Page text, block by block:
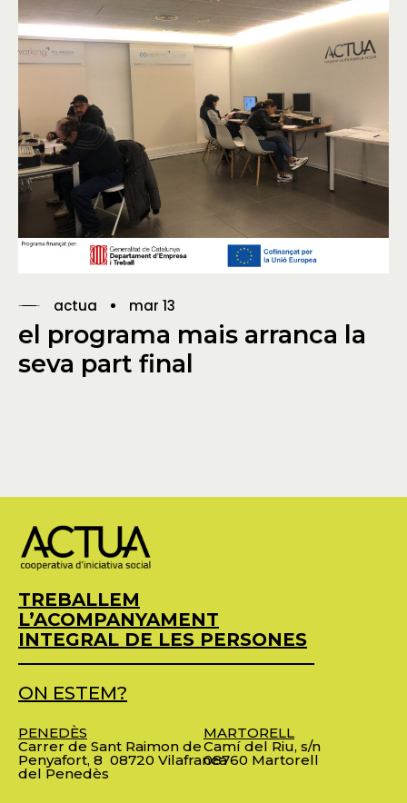
actua mar 13
el programa mais arranca la
seva part final
TREBALLEM
L’ACOMPANYAMENT
INTEGRAL DE LES PERSONES
ON ESTEM?
PENEDÈS
Carrer de Sant Raimon de
Penyafort, 8 08720 Vilafranca
del Penedès
MARTORELL
Camí del Riu, s/n
08760 Martorell